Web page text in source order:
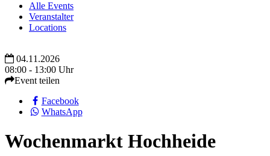
Alle Events
Veranstalter
Locations
04.11.2026
08:00 - 13:00 Uhr
Event teilen
Facebook
WhatsApp
Wochenmarkt Hochheide